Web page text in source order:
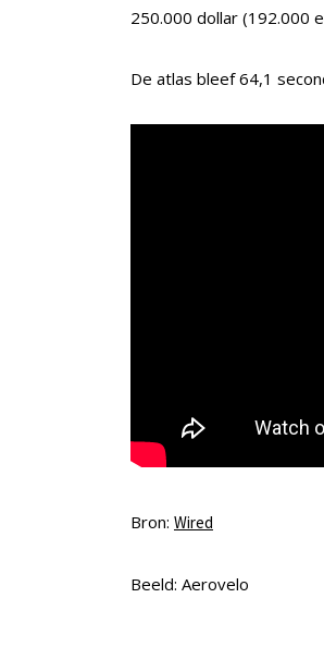
250.000 dollar (192.000
De atlas bleef 64,1
Bron: Wired
Beeld: Aerovelo